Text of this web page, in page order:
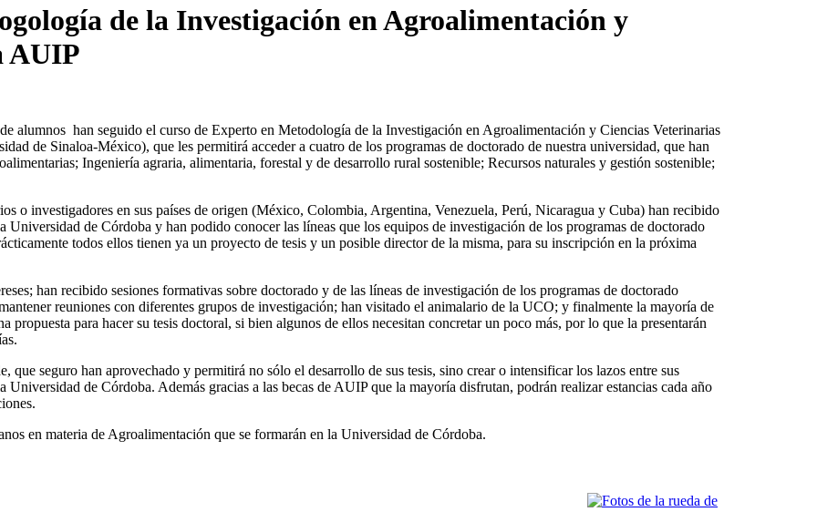
de la Investigación en Agroalimentación y
AUIP
alumnos han seguido el curso de Experto en Metodología de la Investigación en Agroalimentación y Ciencias Veterinarias
de Sinaloa-México), que les permitirá acceder a cuatro de los programas de doctorado de nuestra universidad, que han
Ingeniería agraria, alimentaria, forestal y de desarrollo rural sostenible; Recursos naturales y gestión sostenible;
o investigadores en sus países de origen (México, Colombia, Argentina, Venezuela, Perú, Nicaragua y Cuba) han recibido
Universidad de Córdoba y han podido conocer las líneas que los equipos de investigación de los programas de doctorado
todos ellos tienen ya un proyecto de tesis y un posible director de la misma, para su inscripción en la próxima
han recibido sesiones formativas sobre doctorado y de las líneas de investigación de los programas de doctorado
reuniones con diferentes grupos de investigación; han visitado el animalario de la UCO; y finalmente la mayoría de
propuesta para hacer su tesis doctoral, si bien algunos de ellos necesitan concretar un poco más, por lo que la presentarán
que seguro han aprovechado y permitirá no sólo el desarrollo de sus tesis, sino crear o intensificar los lazos entre sus
de Córdoba. Además gracias a las becas de AUIP que la mayoría disfrutan, podrán realizar estancias cada año
en materia de Agroalimentación que se formarán en la Universidad de Córdoba.